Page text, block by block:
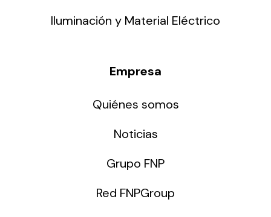
Iluminación y Material Eléctrico
Empresa
Quiénes somos
Noticias
Grupo FNP
Red FNPGroup